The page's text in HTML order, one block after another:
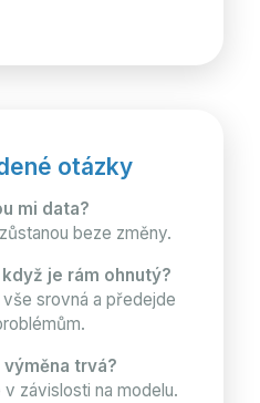
otázky
mi data?
beze změny.
je rám ohnutý?
srovná a předejde
trvá?
v závislosti na modelu.